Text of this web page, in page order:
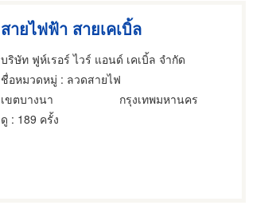
สายไฟฟ้า สายเคเบิ้ล
บริษัท ฟูห์เรอร์ ไวร์ แอนด์ เคเบิ้ล จำกัด
ชื่อหมวดหมู่ : ลวดสายไฟ
เขตบางนา
กรุงเทพมหานคร
ดู : 189 ครั้ง